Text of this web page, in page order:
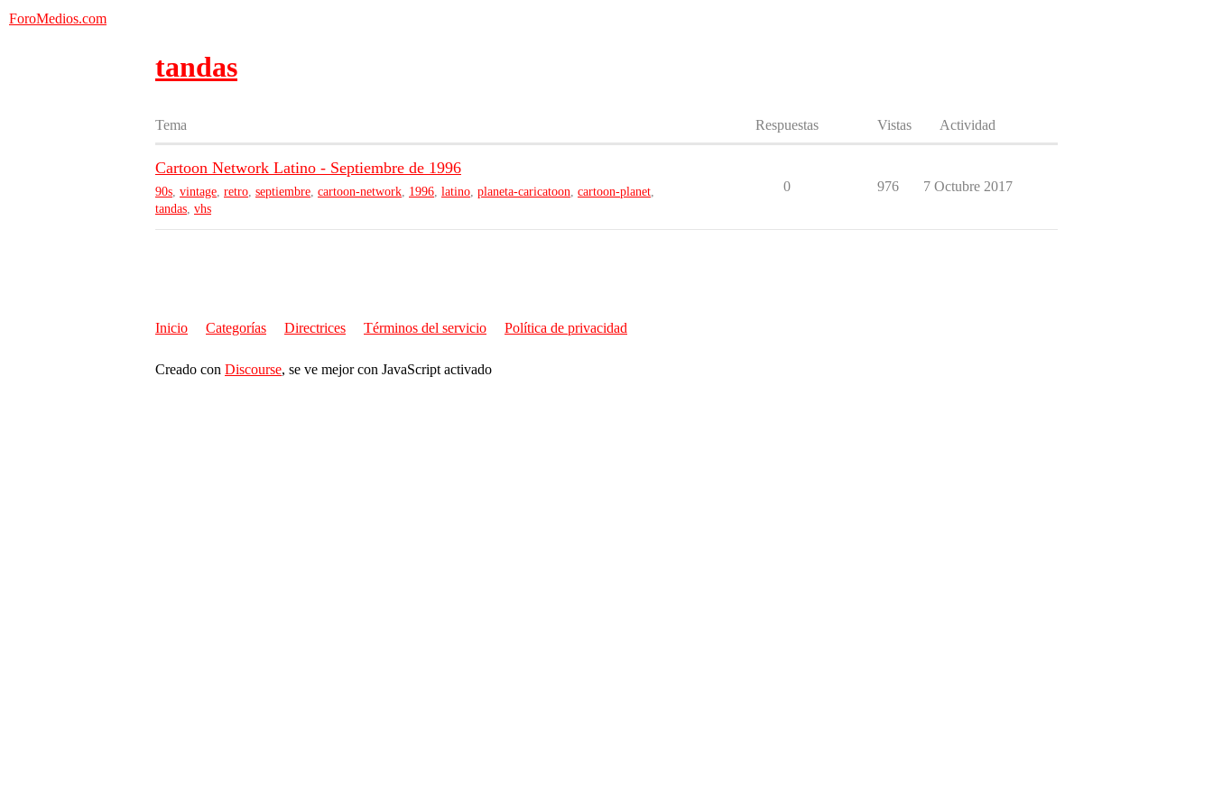
ForoMedios.com
tandas
Tema Respuestas Vistas Actividad
Cartoon Network Latino - Septiembre de 1996
90s, vintage, retro, septiembre, cartoon-network, 1996, latino, planeta-caricatoon, cartoon-planet,
tandas, vhs
0 976 7 Octubre 2017
Inicio Categorías Directrices Términos del servicio Política de privacidad
Creado con Discourse, se ve mejor con JavaScript activado